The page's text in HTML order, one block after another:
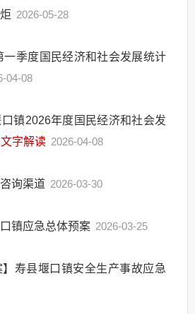
2026-05-28
一季度国民经济和社会发展统计
04-08
镇2026年度国民经济和社会发
文字解读 2026-04-08
询渠道 2026-03-30
镇应急总体预案 2026-03-25
】寿县堰口镇安全生产事故应急